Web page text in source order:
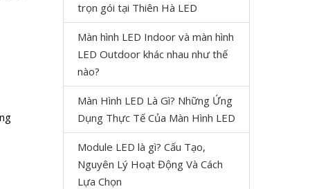
trọn gói tại Thiên Hà LED
Màn hình LED Indoor và màn hình
LED Outdoor khác nhau như thế
nào?
Màn Hình LED Là Gì? Những Ứng
Dụng Thực Tế Của Màn Hình LED
Module LED là gì? Cấu Tạo,
Nguyên Lý Hoạt Động Và Cách
Lựa Chọn